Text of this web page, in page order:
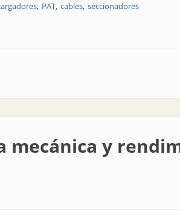
PAT cables seccionadores
mecánica y